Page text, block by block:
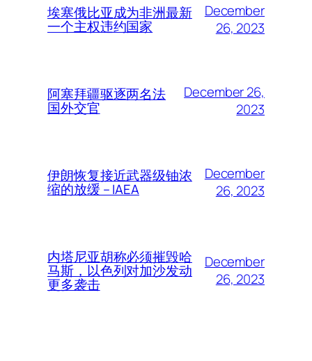
埃塞俄比亚成为非洲最新
一个主权违约国家
December
26, 2023
阿塞拜疆驱逐两名法
国外交官
December 26,
2023
伊朗恢复接近武器级铀浓
缩的放缓 – IAEA
December
26, 2023
内塔尼亚胡称必须摧毁哈
马斯，以色列对加沙发动
更多袭击
December
26, 2023